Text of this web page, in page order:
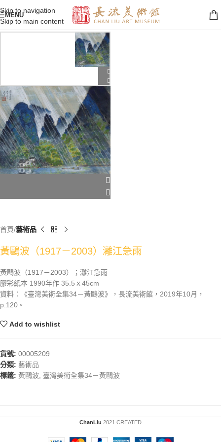
Skip to navigation
Skip to main content
MENU
首頁 藝術品
黃鷗波（1917－2003）灕江急雨
黃鷗波（1917－2003）；灕江急雨
膠彩紙本 1990年作 35.5ｘ45cm
資料：《臺灣美術全集34－黃鷗波》，長流美術館，2019年10月，
p.120。
Add to wishlist
貨號: 00005209
分類: 藝術品
標籤: 黃鷗波, 臺灣美術全集34－黃鷗波
ChanLiu 2021 CREATED